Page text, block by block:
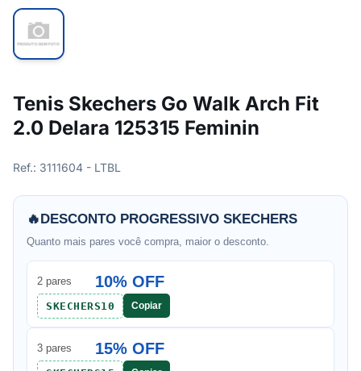
Tenis Skechers Go Walk Arch Fit
2.0 Delara 125315 Feminin
Ref.: 3111604 - LTBL
🔥DESCONTO PROGRESSIVO SKECHERS
Quanto mais pares você compra, maior o desconto.
2 pares 10% OFF
SKECHERS10 Copiar
3 pares 15% OFF